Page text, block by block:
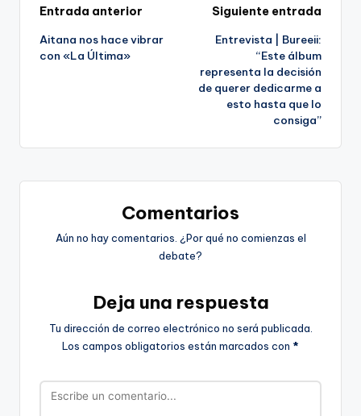
Navegación
de
Entrada anterior
Aitana nos hace vibrar
con «La Última»
Siguiente entrada
Entrevista | Bureeii:
“Este álbum
representa la decisión
de querer dedicarme a
esto hasta que lo
consiga”
Comentarios
Aún no hay comentarios. ¿Por qué no comienzas el
debate?
Deja una respuesta
Tu dirección de correo electrónico no será publicada.
Los campos obligatorios están marcados con *